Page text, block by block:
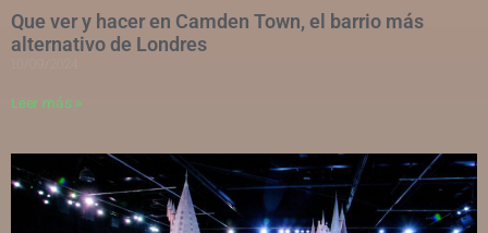
Que ver y hacer en Camden Town, el barrio más
alternativo de Londres
Leer más »